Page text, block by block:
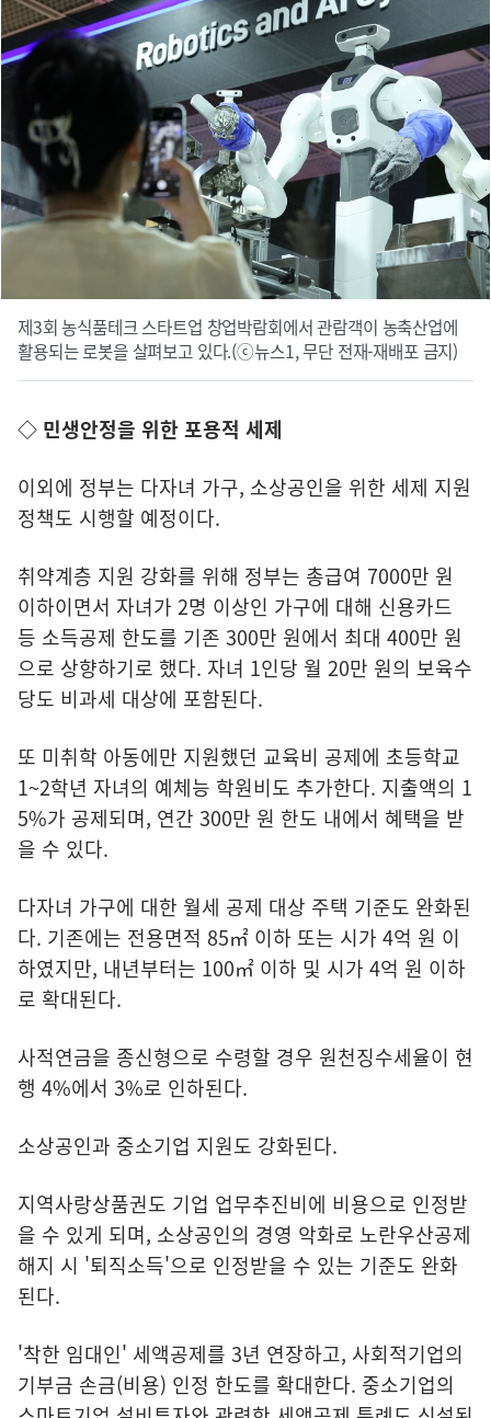
제3회 농식품테크 스타트업 창업박람회에서 관람객이 농축산업에
활용되는 로봇을 살펴보고 있다.(ⓒ뉴스1, 무단 전재-재배포 금지)
◇ 민생안정을 위한 포용적 세제
이외에 정부는 다자녀 가구, 소상공인을 위한 세제 지원
정책도 시행할 예정이다.
취약계층 지원 강화를 위해 정부는 총급여 7000만 원
이하이면서 자녀가 2명 이상인 가구에 대해 신용카드
등 소득공제 한도를 기존 300만 원에서 최대 400만 원
으로 상향하기로 했다. 자녀 1인당 월 20만 원의 보육수
당도 비과세 대상에 포함된다.
또 미취학 아동에만 지원했던 교육비 공제에 초등학교
1~2학년 자녀의 예체능 학원비도 추가한다. 지출액의 1
5%가 공제되며, 연간 300만 원 한도 내에서 혜택을 받
을 수 있다.
다자녀 가구에 대한 월세 공제 대상 주택 기준도 완화된
다. 기존에는 전용면적 85㎡ 이하 또는 시가 4억 원 이
하였지만, 내년부터는 100㎡ 이하 및 시가 4억 원 이하
로 확대된다.
사적연금을 종신형으로 수령할 경우 원천징수세율이 현
행 4%에서 3%로 인하된다.
소상공인과 중소기업 지원도 강화된다.
지역사랑상품권도 기업 업무추진비에 비용으로 인정받
을 수 있게 되며, 소상공인의 경영 악화로 노란우산공제
해지 시 '퇴직소득'으로 인정받을 수 있는 기준도 완화
된다.
'착한 임대인' 세액공제를 3년 연장하고, 사회적기업의
기부금 손금(비용) 인정 한도를 확대한다. 중소기업의